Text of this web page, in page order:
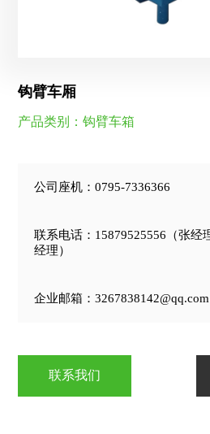
钩臂车厢
产品类别：钩臂车箱
公司座机：0795-7336366
联系电话：15879525556（张经
经理）
企业邮箱：3267838142@qq.com
联系我们